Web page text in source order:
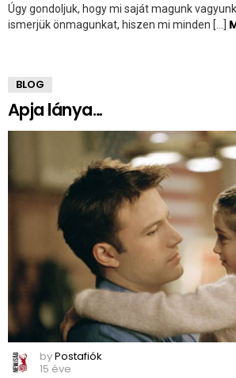
Úgy gondoljuk, hogy mi saját magunk
ismerjük önmagunkat, hiszen mi minden […]
BLOG
Apja lánya…
byPostafiók
15 éve